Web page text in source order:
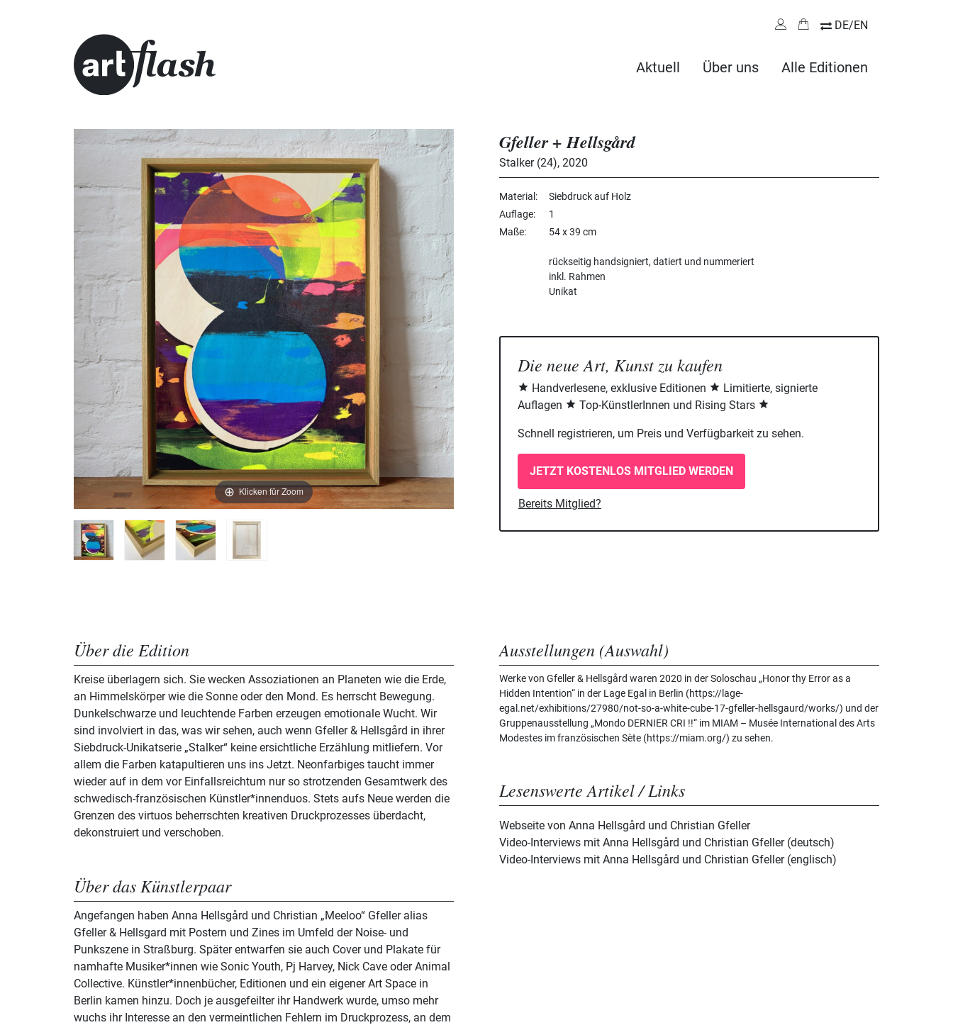
DE/EN
Aktuell Über uns Alle Editionen
Klicken für Zoom
Gfeller + Hellsgård
Stalker (24), 2020
Material
Siebdruck auf Holz
Auflage
1
Maße
54 x 39 cm
rückseitig handsigniert, datiert und nummeriert
inkl. Rahmen
Unikat
Die neue Art, Kunst zu kaufen
Handverlesene, exklusive Editionen
Limitierte, signierte
Auflagen
Top-KünstlerInnen und Rising Stars
Schnell registrieren, um Preis und Verfügbarkeit zu sehen.
JETZT KOSTENLOS MITGLIED WERDEN
Bereits Mitglied?
Über die Edition
Kreise überlagern sich. Sie wecken Assoziationen an Planeten wie die Erde,
an Himmelskörper wie die Sonne oder den Mond. Es herrscht Bewegung.
Dunkelschwarze und leuchtende Farben erzeugen emotionale Wucht. Wir
sind involviert in das, was wir sehen, auch wenn Gfeller & Hellsgård in ihrer
Siebdruck-Unikatserie „Stalker“ keine ersichtliche Erzählung mitliefern. Vor
allem die Farben katapultieren uns ins Jetzt. Neonfarbiges taucht immer
wieder auf in dem vor Einfallsreichtum nur so strotzenden Gesamtwerk des
schwedisch-französischen Künstler*innenduos. Stets aufs Neue werden die
Grenzen des virtuos beherrschten kreativen Druckprozesses überdacht,
dekonstruiert und verschoben.
Über das Künstlerpaar
Angefangen haben Anna Hellsgård und Christian „Meeloo“ Gfeller alias
Gfeller & Hellsgard mit Postern und Zines im Umfeld der Noise- und
Punkszene in Straßburg. Später entwarfen sie auch Cover und Plakate für
namhafte Musiker*innen wie Sonic Youth, Pj Harvey, Nick Cave oder Animal
Collective. Künstler*innenbücher, Editionen und ein eigener Art Space in
Berlin kamen hinzu. Doch je ausgefeilter ihr Handwerk wurde, umso mehr
wuchs ihr Interesse an den vermeintlichen Fehlern im Druckprozess, an dem
Ausstellungen (Auswahl)
Werke von Gfeller & Hellsgård waren 2020 in der Soloschau „Honor thy Error as a
Hidden Intention“ in der Lage Egal in Berlin (https://lage-
egal.net/exhibitions/27980/not-so-a-white-cube-17-gfeller-hellsgaurd/works/) und der
Gruppenausstellung „Mondo DERNIER CRI !!“ im MIAM – Musée International des Arts
Modestes im französischen Sète (https://miam.org/) zu sehen.
Lesenswerte Artikel / Links
Webseite von Anna Hellsgård und Christian Gfeller
Video-Interviews mit Anna Hellsgård und Christian Gfeller (deutsch)
Video-Interviews mit Anna Hellsgård und Christian Gfeller (englisch)